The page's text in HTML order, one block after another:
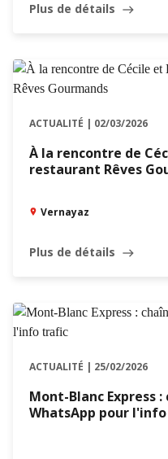
Plus de détails east
ACTUALITÉ | 02/03/2026
À la rencontre de
restaurant Rêves
Vernayaz
Plus de détails east
ACTUALITÉ | 25/02/2026
Mont-Blanc Express
WhatsApp pour